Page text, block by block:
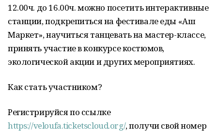
12.00ч. до 16.00ч. можно посетить интерактивные
станции, подкрепиться на фестивале еды «Аш
Маркет», научиться танцевать на мастер-классе,
принять участие в конкурсе костюмов,
экологической акции и других мероприятиях.
Как стать участником?
Регистрируйся по ссылке
https://veloufa.ticketscloud.org/, получи свой номер